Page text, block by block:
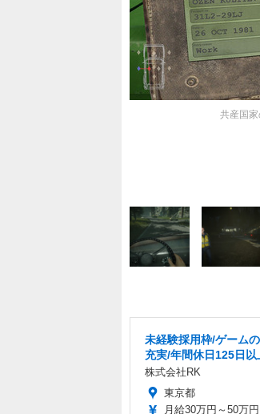
共産国
未経験採用枠/ゲーム
充実/年間休日125日以
株式会社RK
東京都
月給30万円～50万円